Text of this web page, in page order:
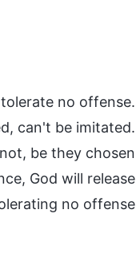
no offense.
can't be imitated.
be they chosen
God will release
no offense.